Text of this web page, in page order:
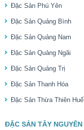
Đặc Sản Phú Yên
Đặc Sản Quảng Bình
Đặc Sản Quảng Nam
Đặc Sản Quảng Ngãi
Đặc Sản Quảng Trị
Đặc Sản Thanh Hóa
Đặc Sản Thừa Thiên Huế
ĐẶC SẢN TÂY NGUYÊN